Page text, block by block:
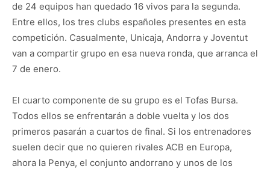
de 24 equipos han quedado 16 vivos para la segunda.
Entre ellos, los tres clubs españoles presentes en esta
competición. Casualmente, Unicaja, Andorra y Joventut
van a compartir grupo en esa nueva ronda, que arranca el
7 de enero.
El cuarto componente de su grupo es el Tofas Bursa.
Todos ellos se enfrentarán a doble vuelta y los dos
primeros pasarán a cuartos de final. Si los entrenadores
suelen decir que no quieren rivales ACB en Europa,
ahora la Penya, el conjunto andorrano y unos de los